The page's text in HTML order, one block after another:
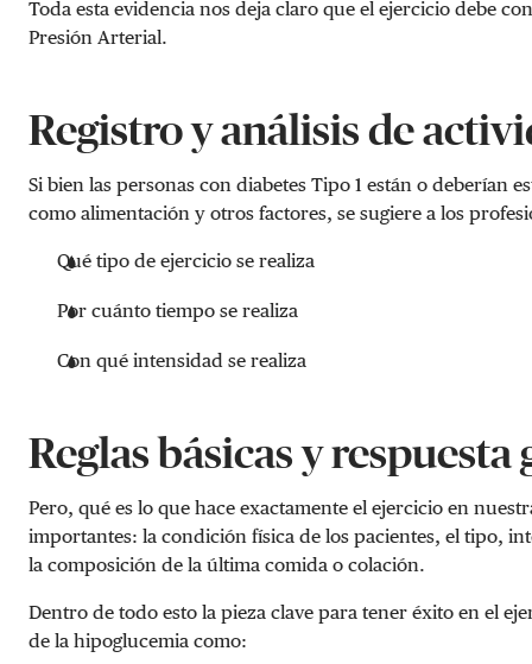
Toda esta evidencia nos deja claro que el ejercicio debe
Presión Arterial.
Registro y análisis de
Si bien las personas con diabetes Tipo 1 están o deberían
como alimentación y otros factores, se sugiere a los
Qué tipo de ejercicio se realiza
Por cuánto tiempo se realiza
Con qué intensidad se realiza
Reglas básicas y
Pero, qué es lo que hace exactamente el ejercicio en
importantes: la condición física de los pacientes, el tipo,
la composición de la última comida o colación.
Dentro de todo esto la pieza clave para tener éxito en el
de la hipoglucemia como: